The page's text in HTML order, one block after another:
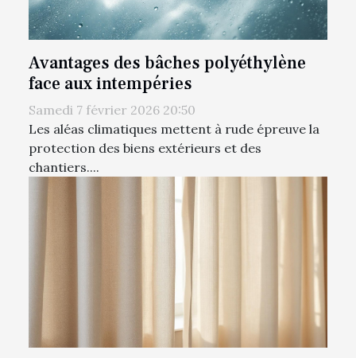
Avantages des bâches polyéthylène
face aux intempéries
Samedi 7 février 2026 20:50
Les aléas climatiques mettent à rude épreuve la
protection des biens extérieurs et des
chantiers....